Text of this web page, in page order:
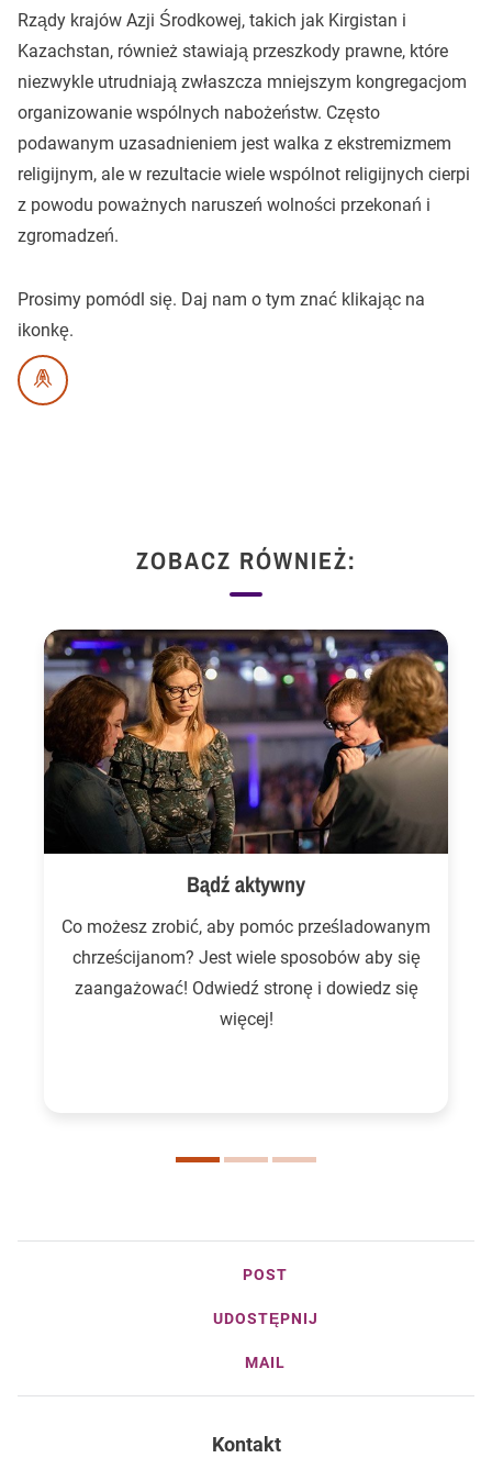
Rządy krajów Azji Środkowej, takich jak Kirgistan i
Kazachstan, również stawiają przeszkody prawne, które
niezwykle utrudniają zwłaszcza mniejszym kongregacjom
organizowanie wspólnych nabożeństw. Często
podawanym uzasadnieniem jest walka z ekstremizmem
religijnym, ale w rezultacie wiele wspólnot religijnych cierpi
z powodu poważnych naruszeń wolności przekonań i
zgromadzeń.
Prosimy pomódl się. Daj nam o tym znać klikając na
ikonkę.
ZOBACZ RÓWNIEŻ:
Bądź aktywny
Co możesz zrobić, aby pomóc prześladowanym
chrześcijanom? Jest wiele sposobów aby się
zaangażować! Odwiedź stronę i dowiedz się
więcej!
POST
UDOSTĘPNIJ
MAIL
Kontakt